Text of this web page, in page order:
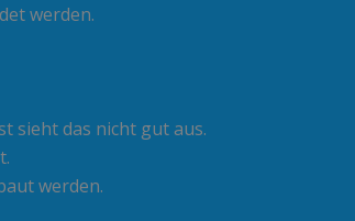
werden.
sieht das nicht gut aus.
werden.